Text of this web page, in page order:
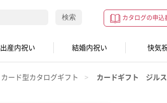
カタログの申込
検索
出産内祝い 結婚内祝い 快気
カード型カタログギフト カードギフト ジル